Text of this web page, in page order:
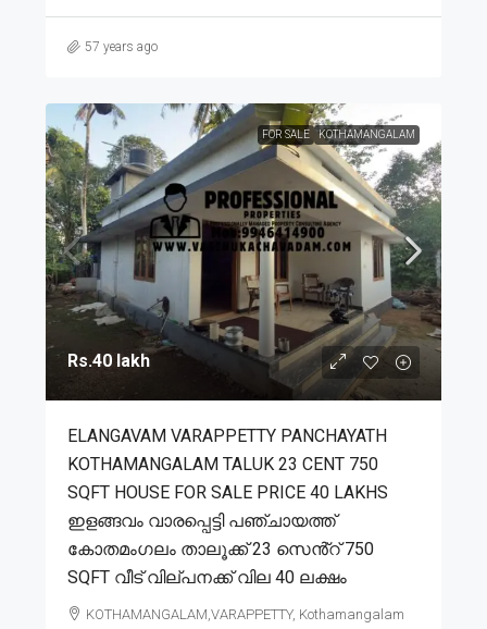
57 years ago
FOR SALE KOTHAMANGALAM
Rs.40 lakh
ELANGAVAM VARAPPETTY PANCHAYATH
KOTHAMANGALAM TALUK 23 CENT 750
SQFT HOUSE FOR SALE PRICE 40 LAKHS
ഇളങ്ങവം വാരപ്പെട്ടി പഞ്ചായത്ത്
കോതമംഗലം താലൂക്ക് 23 സെൻ്റ് 750
SQFT വീട് വില്പനക്ക് വില 40 ലക്ഷം
KOTHAMANGALAM,VARAPPETTY, Kothamangalam